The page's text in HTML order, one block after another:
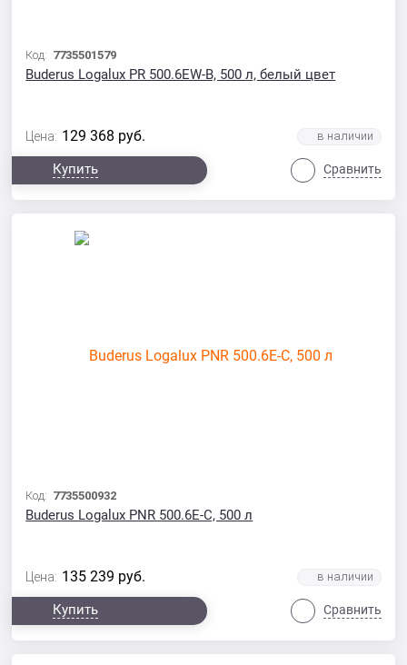
Код: 7735501579
Buderus Logalux PR 500.6EW-B, 500 л, белый цвет
Цена: 129 368 руб.
Купить Сравнить
Код: 7735500932
Buderus Logalux PNR 500.6E-С, 500 л
Цена: 135 239 руб.
Купить Сравнить